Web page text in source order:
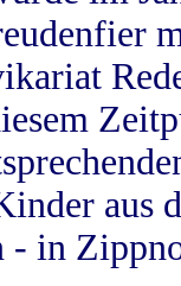
aus
- in